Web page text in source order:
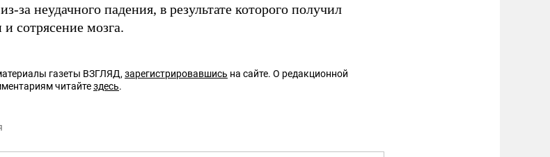
за неудачного падения, в результате которого получил
сотрясение мозга.
газеты ВЗГЛЯД,зарегистрировавшись на сайте. О редакционной
читайтездесь.